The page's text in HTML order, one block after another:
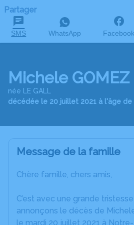
Partager
SMS WhatsApp Facebook
Michele GOMEZ
née LE GALL
décédée le 20 juillet 2021 à l'âge de
Message de la famille
Chère famille, chers amis,
C’est avec une grande
annonçons le décès de
le mardi 20 juillet 2021 à